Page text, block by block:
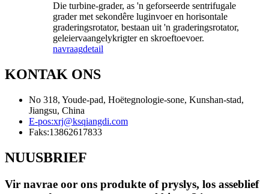
Die turbine-grader, as 'n geforseerde sentrifugale
grader met sekondêre luginvoer en horisontale
graderingsrotator, bestaan uit 'n graderingsrotator,
geleiervaangelykrigter en skroeftoevoer.
navraagdetail
KONTAK ONS
No 318, Youde-pad, Hoëtegnologie-sone, Kunshan-stad,
Jiangsu, China
E-pos:xrj@ksqiangdi.com
Faks:13862617833
NUUSBRIEF
Vir navrae oor ons produkte of pryslys, los asseblief